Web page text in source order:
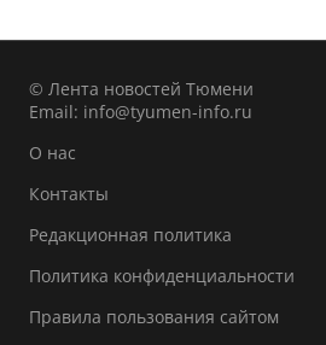
© Лента новостей Тюмени
Email: info@tyumen-info.ru
О нас
Контакты
Редакционная политика
Политика конфиденциальности
Правила пользования сайтом